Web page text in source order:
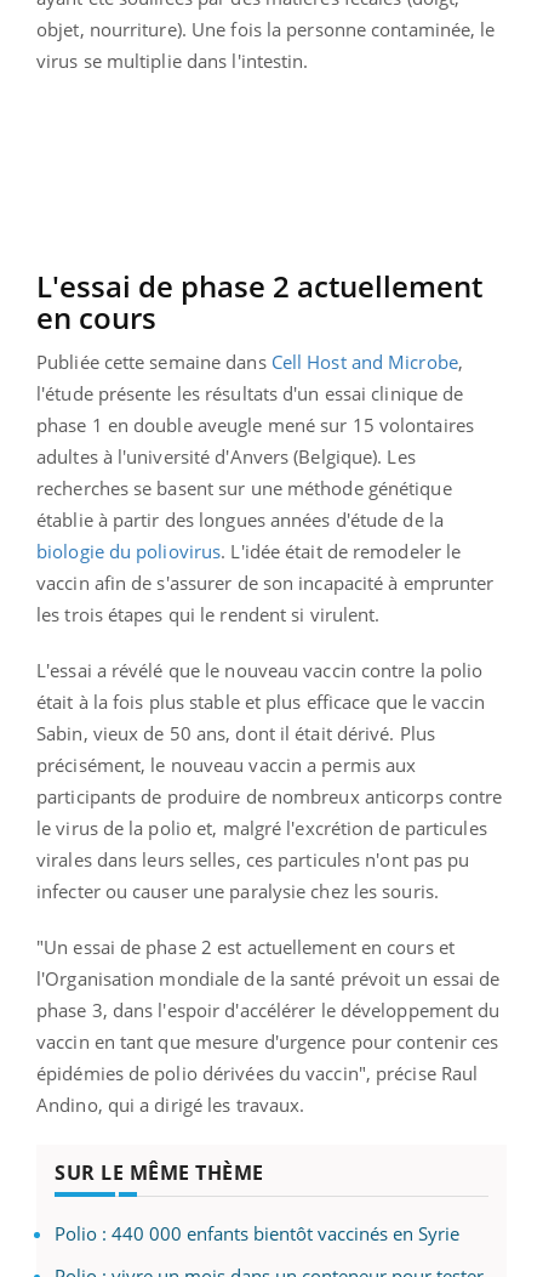
objet, nourriture). Une fois la personne contaminée, le
virus se multiplie dans l'intestin.
L'essai de phase 2 actuellement
en cours
Publiée cette semaine dans Cell Host and Microbe,
l'étude présente les résultats d'un essai clinique de
phase 1 en double aveugle mené sur 15 volontaires
adultes à l'université d'Anvers (Belgique). Les
recherches se basent sur une méthode génétique
établie à partir des longues années d'étude de la
biologie du poliovirus. L'idée était de remodeler le
vaccin afin de s'assurer de son incapacité à emprunter
les trois étapes qui le rendent si virulent.
L'essai a révélé que le nouveau vaccin contre la polio
était à la fois plus stable et plus efficace que le vaccin
Sabin, vieux de 50 ans, dont il était dérivé. Plus
précisément, le nouveau vaccin a permis aux
participants de produire de nombreux anticorps contre
le virus de la polio et, malgré l'excrétion de particules
virales dans leurs selles, ces particules n'ont pas pu
infecter ou causer une paralysie chez les souris.
"Un essai de phase 2 est actuellement en cours et
l'Organisation mondiale de la santé prévoit un essai de
phase 3, dans l'espoir d'accélérer le développement du
vaccin en tant que mesure d'urgence pour contenir ces
épidémies de polio dérivées du vaccin", précise Raul
Andino, qui a dirigé les travaux.
SUR LE MÊME THÈME
Polio : 440 000 enfants bientôt vaccinés en Syrie